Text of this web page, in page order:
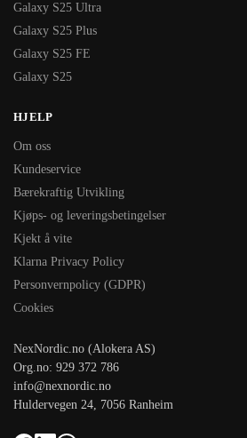
Galaxy S25 Ultra
Galaxy S25 Plus
Galaxy S25 FE
Galaxy S25
HJELP
Om oss
Kundeservice
Bærekraftig Utvikling
Kjøps- og leveringsbetingelser
Kjekt å vite
Klarna Privacy Policy
Personvernpolicy (GDPR)
Cookies
NexNordic.no (Alokera AS)
Org.no: 929 372 786
info@nexnordic.no
Huldervegen 24, 7056 Ranheim